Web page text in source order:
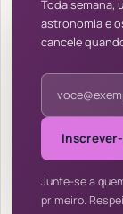
Toda semana,
astronomia e
cancele
Endereço de e-
Junte-se a
primeiro.